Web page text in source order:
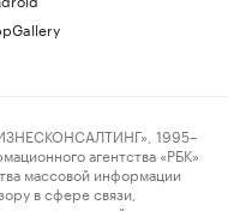
1995–
агентства «РБК»
массовой информации
в сфере связи,